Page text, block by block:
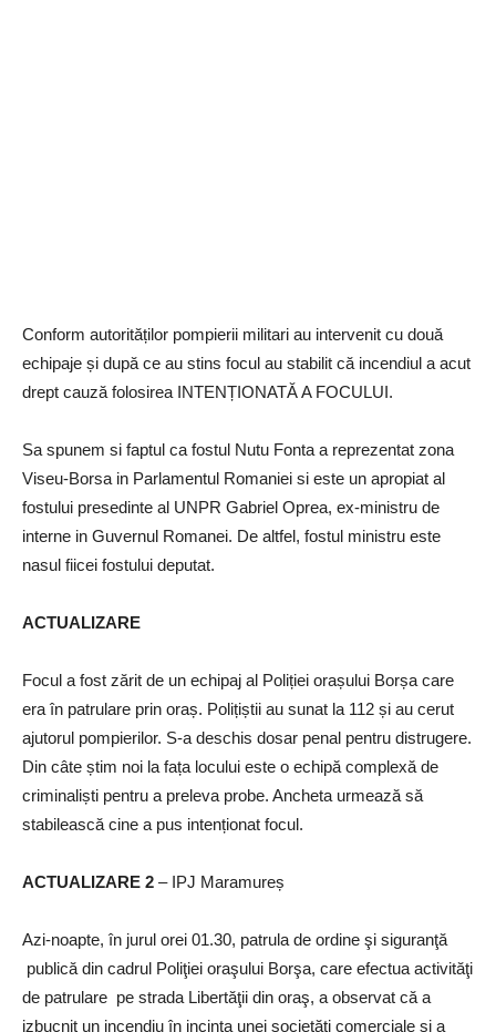
Conform autorităților pompierii militari au intervenit cu două
echipaje și după ce au stins focul au stabilit că incendiul a acut
drept cauză folosirea INTENȚIONATĂ A FOCULUI.
Sa spunem si faptul ca fostul Nutu Fonta a reprezentat zona
Viseu-Borsa in Parlamentul Romaniei si este un apropiat al
fostului presedinte al UNPR Gabriel Oprea, ex-ministru de
interne in Guvernul Romanei. De altfel, fostul ministru este
nasul fiicei fostului deputat.
ACTUALIZARE
Focul a fost zărit de un echipaj al Poliției orașului Borșa care
era în patrulare prin oraș. Polițiștii au sunat la 112 și au cerut
ajutorul pompierilor. S-a deschis dosar penal pentru distrugere.
Din câte știm noi la fața locului este o echipă complexă de
criminaliști pentru a preleva probe. Ancheta urmează să
stabilească cine a pus intenționat focul.
ACTUALIZARE 2 – IPJ Maramureș
Azi-noapte, în jurul orei 01.30, patrula de ordine şi siguranţă
publică din cadrul Poliţiei oraşului Borşa, care efectua activităţi
de patrulare pe strada Libertăţii din oraş, a observat că a
izbucnit un incendiu în incinta unei societăţi comerciale şi a